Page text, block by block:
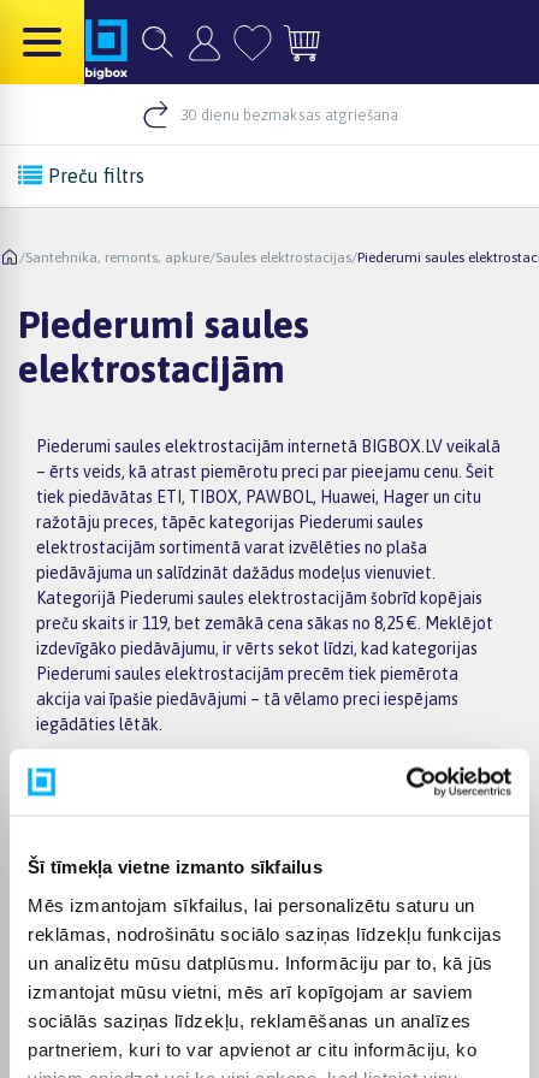
Šī tīmekļa vietne izmanto sīkfailus
Mēs izmantojam sīkfailus, lai personalizētu saturu un
reklāmas, nodrošinātu sociālo saziņas līdzekļu funkcijas
un analizētu mūsu datplūsmu. Informāciju par to, kā jūs
izmantojat mūsu vietni, mēs arī kopīgojam ar saviem
sociālās saziņas līdzekļu, reklamēšanas un analīzes
partneriem, kuri to var apvienot ar citu informāciju, ko
30 dienu bezmaksas atgriešana
Preču filtrs
/Santehnika, remonts, apkure/Saules elektrostacijas/Piederumi saules
Piederumi saules
elektrostacijām
Piederumi saules elektrostacijām internetā BIGBOX.LV veikalā
– ērts veids, kā atrast piemērotu preci par pieejamu cenu. Šeit
tiek piedāvātas ETI, TIBOX, PAWBOL, Huawei, Hager un citu
ražotāju preces, tāpēc kategorijas Piederumi saules
elektrostacijām sortimentā varat izvēlēties no plaša
piedāvājuma un salīdzināt dažādus modeļus vienuviet.
Kategorijā Piederumi saules elektrostacijām šobrīd kopējais
preču skaits ir 119, bet zemākā cena sākas no 8,25 €. Meklējot
izdevīgāko piedāvājumu, ir vērts sekot līdzi, kad kategorijas
Piederumi saules elektrostacijām precēm tiek piemērota
akcija vai īpašie piedāvājumi – tā vēlamo preci iespējams
iegādāties lētāk.
Lietot BIGBOX.LV veikalu ir vienkārši: izvēlieties kategoriju
Piederumi saules elektrostacijām, izmantojiet kreisajā pusē
izvēlieties piemērotāko variantu. Preču sarakstā un konkrētās
novērtēt tehniskos datus, piegādes termiņu un pirkuma
nosacījumus. Tas ļauj ērti iepirkties internetā, nesteidzīgi
salīdzinot dažādus kategorijā Piederumi saules
elektrostacijām pieejamos piedāvājumus.
BIGBOX.LV piedāvā iespēju par pirkumu norēķināties 6
vienādos maksājumos, tāpēc izvēlēto preci iespējams